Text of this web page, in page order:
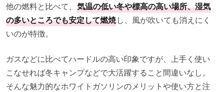
他の燃料と比べて、 気温の低い冬や標高の高い場所、湿気
の多いところでも安定して燃焼し、風が吹いても消えにく
いのが特徴。
ガスなどに比べてハードルの高い印象ですが、上手く使い
こなせれば冬キャンプなどで大活躍すること間違いなし。
そんな魅力的なホワイトガソリンのメリットや使い方と注